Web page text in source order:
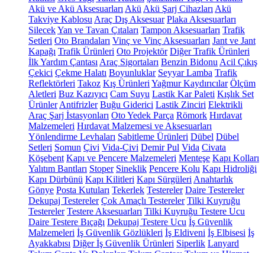
Akü ve Akü Aksesuarları Akü Akü Şarj Cihazları Akü
Takviye Kablosu Araç Dış Aksesuar Plaka Aksesuarları
SilecekYan ve Tavan Çıtaları Tampon Aksesuarları Trafik
Setleri Oto Brandaları Vinç ve Vinç Aksesuarları Jant ve Jant
Kapağı Trafik Ürünleri Oto Projektör Diğer Trafik Ürünleri
İlk Yardım Çantası Araç Sigortaları Benzin Bidonu Acil Çıkış
Çekici Çekme Halatı Boyunluklar Seyyar Lamba Trafik
Reflektörleri Takoz Kış Ürünleri Yağmur Kaydırıcılar Ölçüm
Aletleri Buz Kazıyıcı Cam Suyu Lastik Kar Paleti Kışlık Set
Ürünler Antifrizler Buğu Giderici Lastik Zinciri Elektrikli
Araç Şarj İstasyonları Oto Yedek Parça Römork Hırdavat
Malzemeleri Hırdavat Malzemesi ve Aksesuarları
Yönlendirme Levhaları Sabitleme Ürünleri Dübel Dübel
Setleri Somun Çivi Vida-Çivi Demir Pul Vida Civata
Köşebent Kapı ve Pencere Malzemeleri Menteşe Kapı Kolları
Yalıtım Bantları Stoper Sineklik Pencere Kolu Kapı Hidroliği
Kapı Dürbünü Kapı Kilitleri Kapı Sürgüleri Anahtarlık
Gönye Posta Kutuları Tekerlek Testereler Daire Testereler
Dekupaj Testereler Çok Amaçlı Testereler Tilki Kuyruğu
Testereler Testere Aksesuarları Tilki Kuyruğu Testere Ucu
Daire Testere Bıçağı Dekupaj Testere Ucu İş Güvenlik
Malzemeleri İş Güvenlik Gözlükleri İş Eldiveni İş Elbisesi İş
Ayakkabısı Diğer İş Güvenlik Ürünleri Siperlik Lanyard